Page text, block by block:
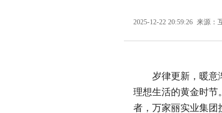
2025-12-22 20:59:26 来源：
岁律更新，暖意
理想生活的黄金时节
者，万家丽实业集